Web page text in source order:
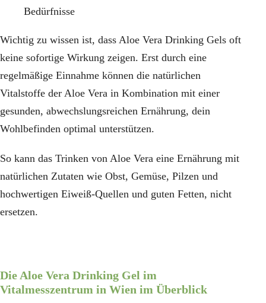
Bedürfnisse
Wichtig zu wissen ist, dass Aloe Vera Drinking Gels oft
keine sofortige Wirkung zeigen. Erst durch eine
regelmäßige Einnahme können die natürlichen
Vitalstoffe der Aloe Vera in Kombination mit einer
gesunden, abwechslungsreichen Ernährung, dein
Wohlbefinden optimal unterstützen.
So kann das Trinken von Aloe Vera eine Ernährung mit
natürlichen Zutaten wie Obst, Gemüse, Pilzen und
hochwertigen Eiweiß-Quellen und guten Fetten, nicht
ersetzen.
Die Aloe Vera Drinking Gel im
Vitalmesszentrum in Wien im Überblick